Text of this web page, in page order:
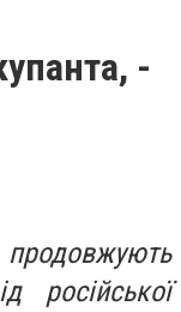
-
російської